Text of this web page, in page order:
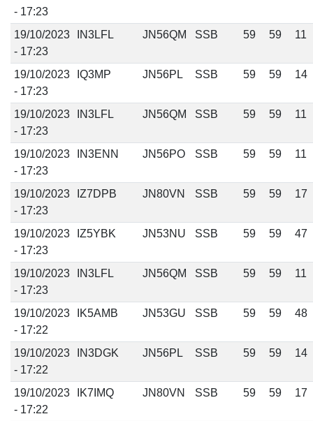
- 17:23
19/10/2023
- 17:23
IN3LFL JN56QM SSB 59 59 11
19/10/2023
- 17:23
IQ3MP JN56PL SSB 59 59 14
19/10/2023
- 17:23
IN3LFL JN56QM SSB 59 59 11
19/10/2023
- 17:23
IN3ENN JN56PO SSB 59 59 11
19/10/2023
- 17:23
IZ7DPB JN80VN SSB 59 59 17
19/10/2023
- 17:23
IZ5YBK JN53NU SSB 59 59 47
19/10/2023
- 17:23
IN3LFL JN56QM SSB 59 59 11
19/10/2023
- 17:22
IK5AMB JN53GU SSB 59 59 48
19/10/2023
- 17:22
IN3DGK JN56PL SSB 59 59 14
19/10/2023
- 17:22
IK7IMQ JN80VN SSB 59 59 17